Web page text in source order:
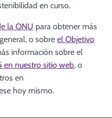
en curso.
la ONU para obtener más
o sobre el Objetivo
información sobre el
en nuestro sitio web, o
en
hoy mismo.